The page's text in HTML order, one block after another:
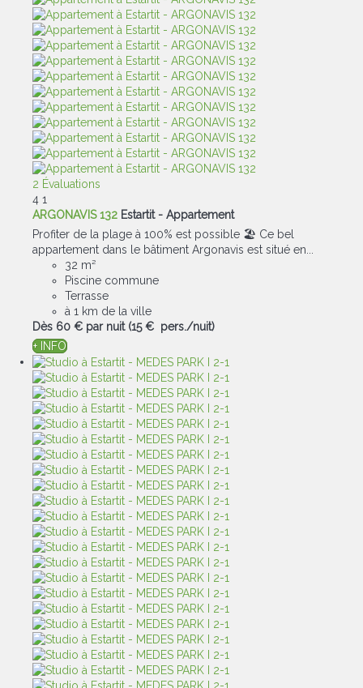
2 Évaluations
4 1
ARGONAVIS 132 Estartit - Appartement
Profiter de la plage à 100% est possible 🏖 Ce bel
appartement dans le bâtiment Argonavis est situé en...
32 m²
Piscine commune
Terrasse
à 1 km de la ville
Dès 60 € par nuit (15 € pers./nuit)
+ INFO